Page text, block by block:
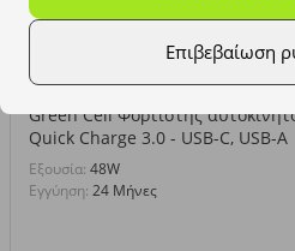
Επιβεβαίωση
Green Cell Φορτιστής
Quick Charge 3.0 - USB-C, USB-A
Eξουσία: 48W
Εγγύηση: 24 Μήνες